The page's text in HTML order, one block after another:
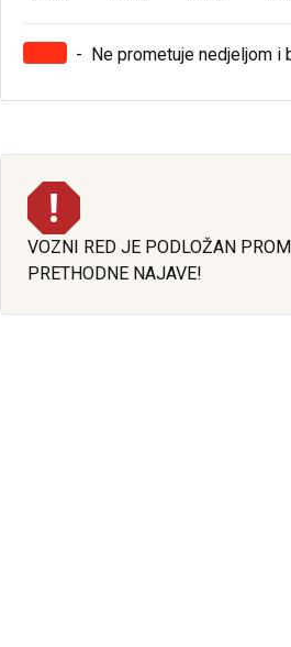
- Ne prometuje nedjeljom i
VOZNI RED JE PODLOŽAN
PRETHODNE NAJAVE!